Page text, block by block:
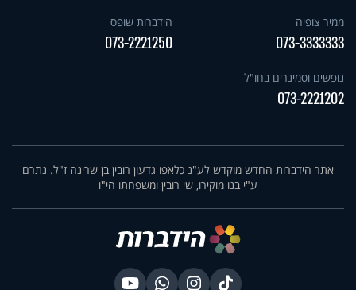
ממיר צופיה
073-3333333
הידברות שופס
073-2221250
נופשים וסמינרים בחו"ל
073-2221202
אתר הידברות החדש מוקדש לע"נ כלאפו גדעון רובין בן שרינה ז"ל. נתרם
ע"י בנו מוקירו, שי רובין ומשפחתו הי"ו